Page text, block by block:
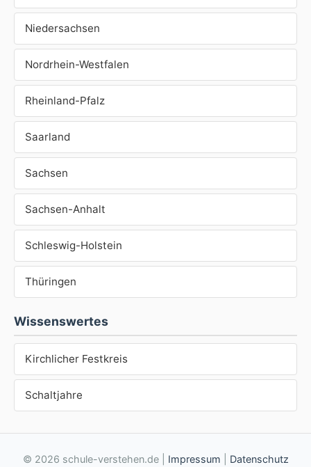
Niedersachsen
Nordrhein-Westfalen
Rheinland-Pfalz
Saarland
Sachsen
Sachsen-Anhalt
Schleswig-Holstein
Thüringen
Wissenswertes
Kirchlicher Festkreis
Schaltjahre
© 2026 schule-verstehen.de | Impressum Datenschutz